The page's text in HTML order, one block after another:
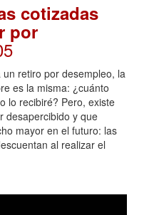
cotizadas
por
retiro por desempleo, la
es la misma: ¿cuánto
lo recibiré? Pero, existe
desapercibido y que
mayor en el futuro: las
al realizar el